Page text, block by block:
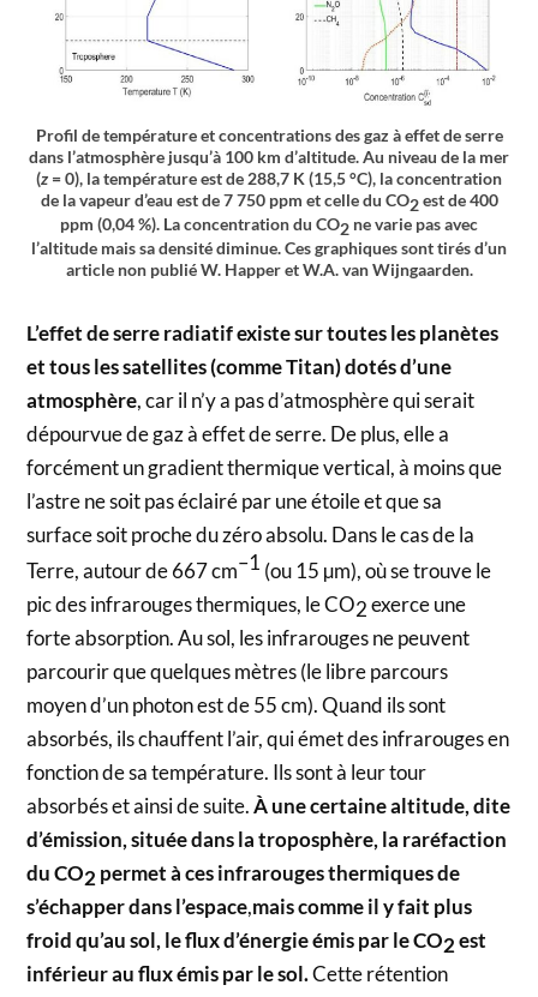
Profil de température et concentrations des gaz à effet de serre
dans l’atmosphère jusqu’à 100 km d’altitude. Au niveau de la mer
(z = 0), la température est de 288,7 K (15,5 °C), la concentration
de la vapeur d’eau est de 7 750 ppm et celle du CO2est de 400
ppm (0,04 %). La concentration du CO2 ne varie pas avec
l’altitude mais sa densité diminue. Ces graphiques sont tirés d’un
article non publié W. Happer et W.A. van Wijngaarden.
L’effet de serre radiatif existe sur toutes les planètes
et tous les satellites (comme Titan) dotés d’une
atmosphère, car il n’y a pas d’atmosphère qui serait
dépourvue de gaz à effet de serre. De plus, elle a
forcément un gradient thermique vertical, à moins que
l’astre ne soit pas éclairé par une étoile et que sa
surface soit proche du zéro absolu. Dans le cas de la
Terre, autour de 667 cm–1 (ou 15 µm), où se trouve le
pic des infrarouges thermiques, le CO2exerce une
forte absorption. Au sol, les infrarouges ne peuvent
parcourir que quelques mètres (le libre parcours
moyen d’un photon est de 55 cm). Quand ils sont
absorbés, ils chauffent l’air, qui émet des infrarouges en
fonction de sa température. Ils sont à leur tour
absorbés et ainsi de suite.À une certaine altitude, dite
d’émission, située dans la troposphère, la raréfaction
du CO2 permet à ces infrarouges thermiques de
s’échapper dans l’espace,mais comme il y fait plus
froid qu’au sol, le flux d’énergie émis par le CO2est
inférieur au flux émis par le sol.Cette rétention